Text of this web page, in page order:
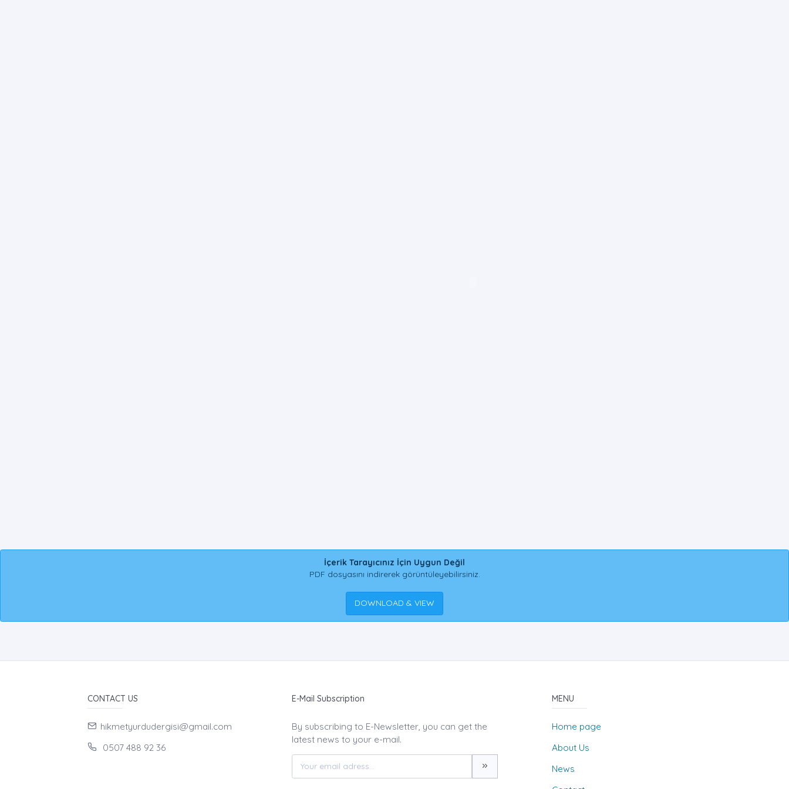
İçerik Tarayıcınız İçin Uygun Değil
PDF dosyasını indirerek görüntüleyebilirsiniz.
DOWNLOAD & VIEW
CONTACT US
hikmetyurdudergisi@gmail.com
0507 488 92 36
E-Mail Subscription
By subscribing to E-Newsletter, you can get the
latest news to your e-mail.
MENU
Home page
About Us
News